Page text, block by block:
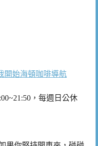
開始海頓咖啡導航
，每週日公休